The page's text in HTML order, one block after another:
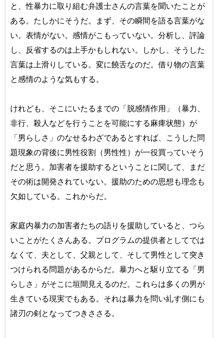
と、性暴力に取り組む弁護士さんの言葉を聞いたことが
ある。たしかにそうだ。まず、その瞬間を語る言葉がな
い。表情がない。感情がこもっていない。分析し、評論
し、反省するのは上手かもしれない。しかし、そうした
言葉は上滑りしている。変に饒舌なのだ。借り物の言葉
と感情のような気もする。
けれども、そこにいたるまでの「脱感情作用」（暴力、
非行、殺人などを行うことを可能にする麻痺状態）が
「男らしさ」のなせるわざであるとすれば、こうした問
題現象の背後に男性役割（男性性）が一役買っていそう
だと思う。加害者を援助するということに関して、まだ
その術は開発されていない。援助のための思想も理念も
欠如している。これからだ。
家庭内暴力の加害者たちの語りを援助していると、つら
いことがたくさんある。プログラムの提供者としてでは
なくて、夫として、父親として、そして男性として突き
つけられる問題があるからだ。暴力へと駆り立てる「男
らしさ」がそこに垣間見えるのだ。これらは多くの男が
生きている現実でもある。それは暴力を問い糺す側にも
諸刃の剣となってつきささる。